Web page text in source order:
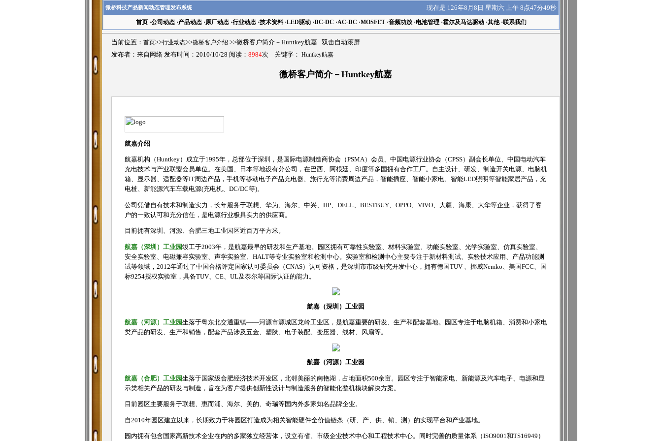
微桥科技产品新闻动态管理发布系统 现在是 126年8月8日 星期六 上午 8点47分50秒
首页·公司动态·产品动态·原厂动态·行业动态·技术资料·LED驱动·DC-DC ·AC-DC ·MOSFET·音频功放·电池管理·霍尔及马达驱动·其他·联系我们
当前位置： 首页>>行业动态>>微桥客户介绍 >>微桥客户简介－Huntkey航嘉 双击自动滚屏
发布者：来自网络 发布时间：2010/10/28 阅读： 8984次 关键字： Huntkey航嘉
微桥客户简介－Huntkey航嘉
航嘉介绍
航嘉机构（Huntkey）成立于1995年，总部位于深圳，是国际电源制造商协会（PSMA）会员、中国电源行业协会（CPSS）副会长单位、中国电动汽车
充电技术与产业联盟会员单位。在美国、日本等地设有分公司，在巴西、阿根廷、印度等多国拥有合作工厂。自主设计、研发、制造开关电源、电脑机
箱、显示器、适配器等IT周边产品，手机等移动电子产品充电器、旅行充等消费周边产品，智能插座、智能小家电、智能LED照明等智能家居产品，充
电桩、新能源汽车车载电源(充电机、DC/DC等)。
公司凭借自有技术和制造实力，长年服务于联想、华为、海尔、中兴、HP、DELL、BESTBUY、OPPO、VIVO、大疆、海康、大华等企业，获得了客
户的一致认可和充分信任，是电源行业极具实力的供应商。
目前拥有深圳、河源、合肥三地工业园区近百万平方米。
航嘉（深圳）工业园竣工于2003年，是航嘉最早的研发和生产基地。园区拥有可靠性实验室、材料实验室、功能实验室、光学实验室、仿真实验室、
安全实验室、电磁兼容实验室、声学实验室、HALT等专业实验室和检测中心。实验室和检测中心主要专注于新材料测试、实验技术应用、产品功能测
试等领域，2012年通过了中国合格评定国家认可委员会（CNAS）认可资格，是深圳市市级研究开发中心，拥有德国TUV 、挪威Nemko、美国FCC、国
标9254授权实验室，具备TUV、CE、UL及泰尔等国际认证的能力。
航嘉（深圳）工业园
航嘉（河源）工业园坐落于粤东北交通重镇——河源市源城区龙岭工业区，是航嘉重要的研发、生产和配套基地。园区专注于电脑机箱、消费和小家电
类产品的研发、生产和销售，配套产品涉及五金、塑胶、电子装配、变压器、线材、风扇等。
航嘉（河源）工业园
航嘉（合肥）工业园坐落于国家级合肥经济技术开发区，北邻美丽的南艳湖，占地面积500余亩。园区专注于智能家电、新能源及汽车电子、电源和显
示类相关产品的研发与制造，旨在为客户提供创新性设计与制造服务的智能化整机模块解决方案。
目前园区主要服务于联想、惠而浦、海尔、美的、奇瑞等国内外多家知名品牌企业。
自2010年园区建立以来，长期致力于将园区打造成为相关智能硬件全价值链条（研、产、供、销、测）的实现平台和产业基地。
园内拥有包含国家高新技术企业在内的多家独立经营体，设立有省、市级企业技术中心和工程技术中心。同时完善的质量体系（ISO9001和TS16949）